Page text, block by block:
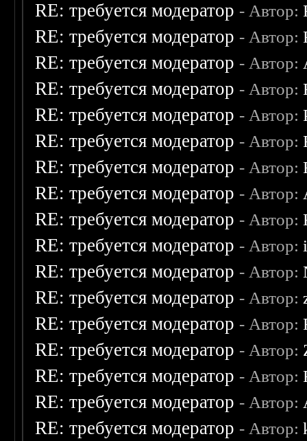
RE: требуется модератор - Автор:
RE: требуется модератор - Автор:
RE: требуется модератор - Автор:
RE: требуется модератор - Автор:
RE: требуется модератор - Автор:
RE: требуется модератор - Автор:
RE: требуется модератор - Автор:
RE: требуется модератор - Автор:
RE: требуется модератор - Автор:
RE: требуется модератор - Автор:
RE: требуется модератор - Автор:
RE: требуется модератор - Автор:
RE: требуется модератор - Автор:
RE: требуется модератор - Автор:
RE: требуется модератор - Автор:
RE: требуется модератор - Автор:
RE: требуется модератор - Автор: